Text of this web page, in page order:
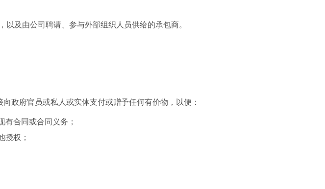
及由公司聘请、参与外部组织人员供给的承包商。
政府官员或私人或实体支付或赠予任何有价物，以便：
合同或合同义务；
授权；